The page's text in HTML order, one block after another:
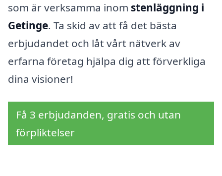
som är verksamma inom stenläggning i
Getinge. Ta skid av att få det bästa
erbjudandet och låt vårt nätverk av
erfarna företag hjälpa dig att förverkliga
dina visioner!
Få 3 erbjudanden, gratis och utan
förpliktelser